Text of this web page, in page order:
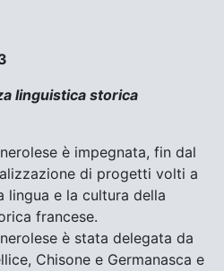
linguistica storica
è impegnata, fin dal
di progetti volti a
lingua e la cultura della
francese.
è stata delegata da
Chisone e Germanasca e